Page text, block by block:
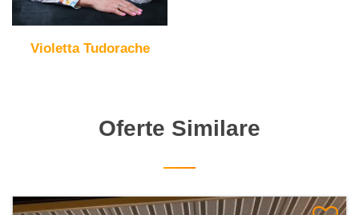
Violetta Tudorache
Oferte Similare